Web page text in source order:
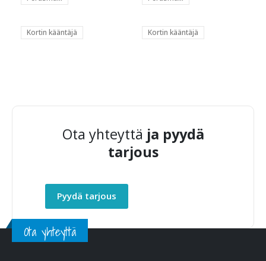
Kortin kääntäjä Kortin kääntäjä
Ota yhteyttä ja pyydä
tarjous
Pyydä tarjous
Ota yhteyttä